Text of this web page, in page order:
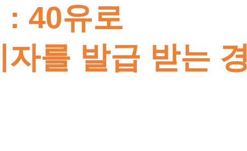
: 40유로
자를 발급 받는